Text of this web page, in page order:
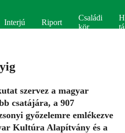
Interjú Riport
Családi
kör
szervez a magyar
csatájára, a 907
győzelemre emlékezve
Kultúra Alapítvány és a